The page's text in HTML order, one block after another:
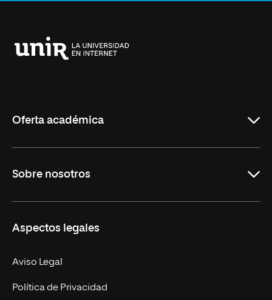
Oferta académica
Másteres Oficiales
Doctorados
Experto Universitario
Postgrados
Sobre nosotros
Facultades
Nuestro Equipo
Trabaja en UNIR
Aspectos legales
Aviso Legal
Política de Privacidad